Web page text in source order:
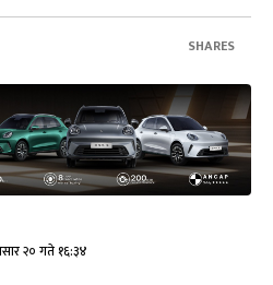
SHARES
२० गते १६:३४